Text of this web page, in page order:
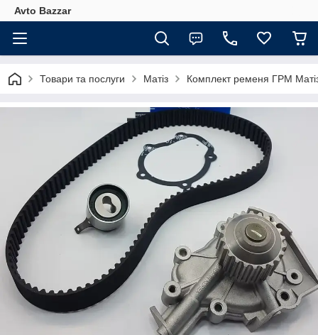
Avto Bazzar
Товари та послуги Матіз Комплект ременя ГРМ